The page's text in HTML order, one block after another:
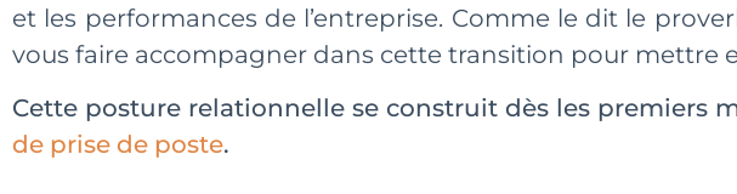
et les performances de l’entreprise. Comme le dit le
vous faire accompagner dans cette transition pour mettre
Cette posture relationnelle se construit dès les premiers
de prise de poste.